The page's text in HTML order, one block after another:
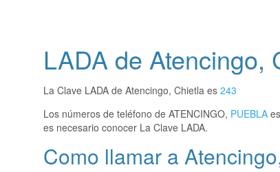
LADA de Atencingo,
La Clave LADA de Atencingo, Chietla es 243
Los números de teléfono de ATENCINGO, PUEBLA
es necesario conocer La Clave LADA.
Como llamar a